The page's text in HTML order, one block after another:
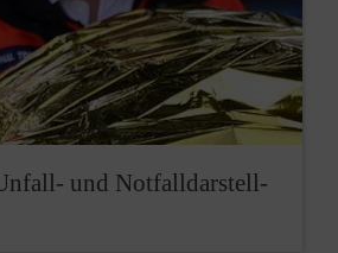
und Not­fall­darstell­